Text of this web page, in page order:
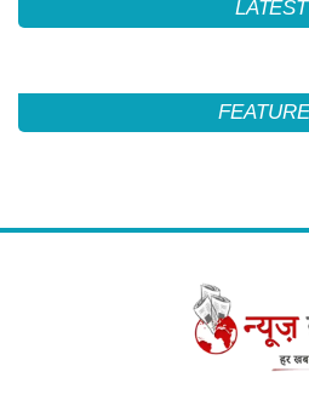
LATEST